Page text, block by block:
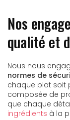
Nos
qualité et
Nous nous
normes de
chaque plat soit
composée de
que chaque
ingrédients à la